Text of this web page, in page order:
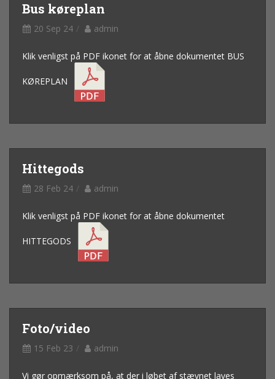
Bus køreplan
20 Sep 24 admin
Klik venligst på PDF ikonet for at åbne dokumentet BUS
KØREPLAN
Hittegods
28 Feb 24 admin
Klik venligst på PDF ikonet for at åbne dokumentet
HITTEGODS
Foto/video
15 Feb 23 admin
Vi gør opmærksom på, at der i løbet af stævnet laves